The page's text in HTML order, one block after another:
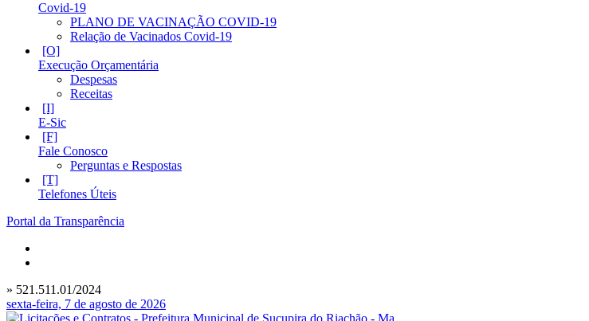
Covid-19
PLANO DE VACINAÇÃO COVID-19
Relação de Vacinados Covid-19
Execução Orçamentária
Despesas
Receitas
E-Sic
Fale Conosco
Perguntas e Respostas
Telefones Úteis
Portal da Transparência
» 521.511.01/2024
sexta-feira, 7 de agosto de 2026